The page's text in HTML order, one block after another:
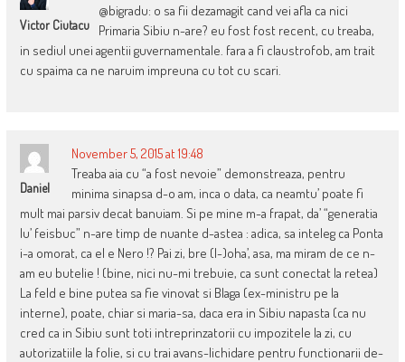
Victor Ciutacu
@bigradu: o sa fii dezamagit cand vei afla ca nici
Primaria Sibiu n-are? eu fost fost recent, cu treaba,
in sediul unei agentii guvernamentale. fara a fi claustrofob, am trait
cu spaima ca ne naruim impreuna cu tot cu scari.
Daniel
November 5, 2015 at 19:48
Treaba aia cu “a fost nevoie” demonstreaza, pentru
minima sinapsa d-o am, inca o data, ca neamtu’ poate fi
mult mai parsiv decat banuiam. Si pe mine m-a frapat, da’ “generatia
lu’ feisbuc” n-are timp de nuante d-astea : adica, sa inteleg ca Ponta
i-a omorat, ca el e Nero !? Pai zi, bre (I-)oha’, asa, ma miram de ce n-
am eu butelie ! (bine, nici nu-mi trebuie, ca sunt conectat la retea)
La feld e bine putea sa fie vinovat si Blaga (ex-ministru pe la
interne), poate, chiar si maria-sa, daca era in Sibiu napasta (ca nu
cred ca in Sibiu sunt toti intreprinzatorii cu impozitele la zi, cu
autorizatiile la folie, si cu trai avans-lichidare pentru functionarii de-